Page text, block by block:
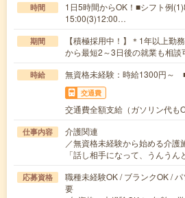
時間
1日5時間からOK！■シフト例
15:00(3)12:00…
期間
【積極採用中！】＊1年以上勤
から最短2～3日後の就業も相談
時給 無資格未経験：時給1300円～
交通費
交通費全額支給（ガソリン代も
仕事内容
介護関連
／無資格未経験から始める介護
「話し相手になって、うんう
応募資格
職種未経験OK / ブランクOK /
要